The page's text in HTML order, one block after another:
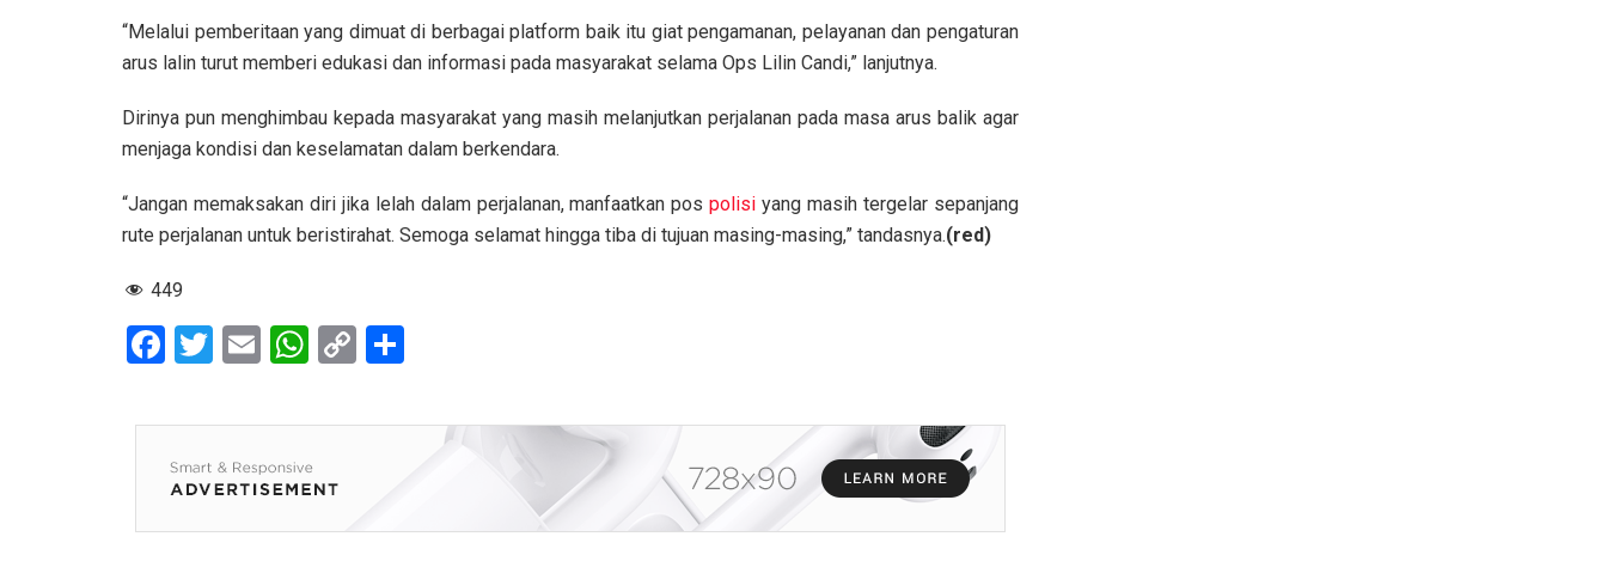
“Melalui pemberitaan yang dimuat di berbagai platform baik itu giat pengamanan, pelayanan dan pengaturan
arus lalin turut memberi edukasi dan informasi pada masyarakat selama Ops Lilin Candi,” lanjutnya.
Dirinya pun menghimbau kepada masyarakat yang masih melanjutkan perjalanan pada masa arus balik agar
menjaga kondisi dan keselamatan dalam berkendara.
“Jangan memaksakan diri jika lelah dalam perjalanan, manfaatkan pospolisi yang masih tergelar sepanjang
rute perjalanan untuk beristirahat. Semoga selamat hingga tiba di tujuan masing-masing,” tandasnya.(red)
449
F
ce
b
o
o
T
tt
er
E
ail
W
at
s
A
p
C
py
k
ar